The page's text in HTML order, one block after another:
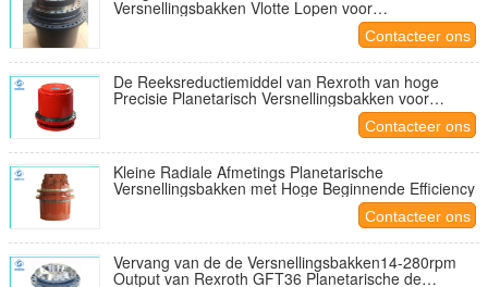
Versnellingsbakken Vlotte Lopen voor
Contacteer ons
De Reeksreductiemiddel van Rexroth van hoge
Precisie Planetarisch Versnellingsbakken voor
Contacteer ons
Kleine Radiale Afmetings Planetarische
Versnellingsbakken met Hoge Beginnende Efficiency
Contacteer ons
Vervang van de de Versnellingsbakken14-280rpm
Output van Rexroth GFT36 Planetarische de